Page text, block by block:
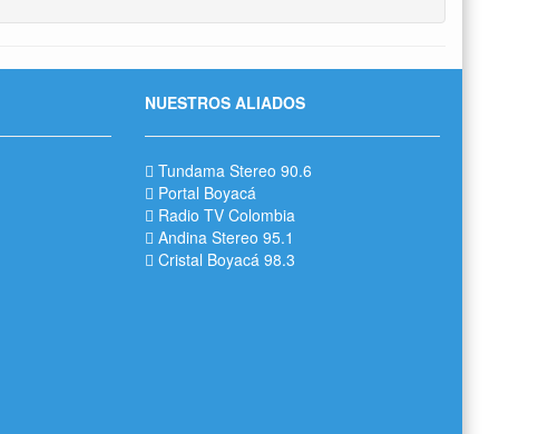
NUESTROS ALIADOS
Tundama Stereo 90.6
Portal Boyacá
Radio TV Colombia
Andina Stereo 95.1
Cristal Boyacá 98.3